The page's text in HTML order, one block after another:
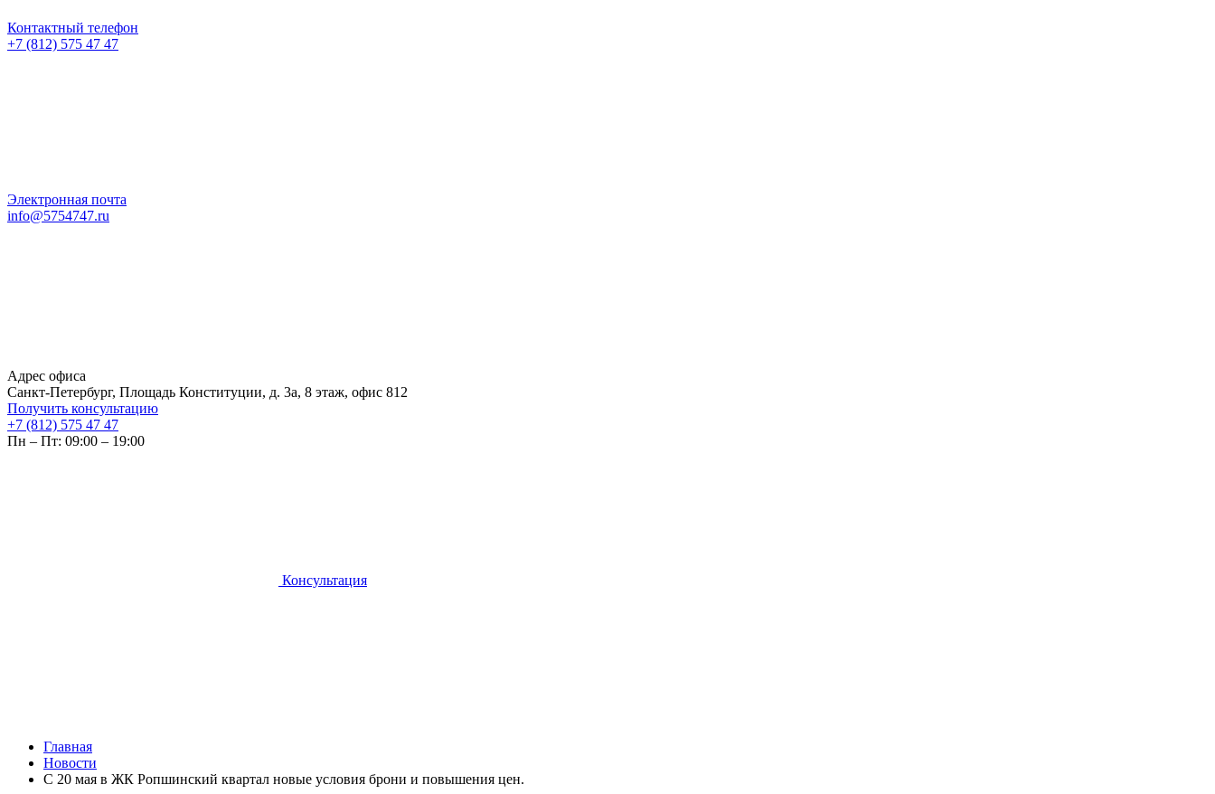
Контактный телефон
+7 (812) 575 47 47
Электронная почта
info@5754747.ru
Адрес офиса
Санкт-Петербург, Площадь Конституции, д. 3а, 8 этаж, офис 812
Получить консультацию
+7 (812) 575 47 47
Пн – Пт: 09:00 – 19:00
Консультация
Главная
Новости
С 20 мая в ЖК Ропшинский квартал новые условия брони и повышения цен.